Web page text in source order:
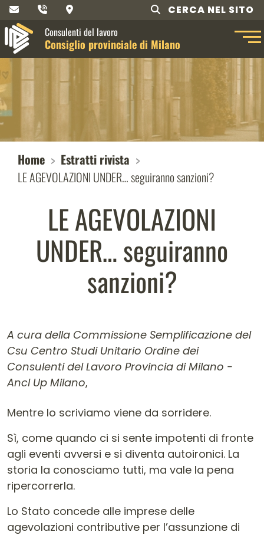
CERCA NEL SITO
Consulenti del lavoro
Consiglio provinciale di Milano
Home
Estratti rivista
LE AGEVOLAZIONI UNDER… seguiranno sanzioni?
LE AGEVOLAZIONI
UNDER… seguiranno
sanzioni?
A cura della Commissione Semplificazione del
Csu Centro Studi Unitario Ordine dei
Consulenti del Lavoro Provincia di Milano -
Ancl Up Milano,
Contenuto dell'articolo
Mentre lo scriviamo viene da sorridere.
Sì, come quando ci si sente impotenti di fronte
agli eventi avversi e si diventa autoironici. La
storia la conosciamo tutti, ma vale la pena
ripercorrerla.
Lo Stato concede alle imprese delle
agevolazioni contributive per l’assunzione di